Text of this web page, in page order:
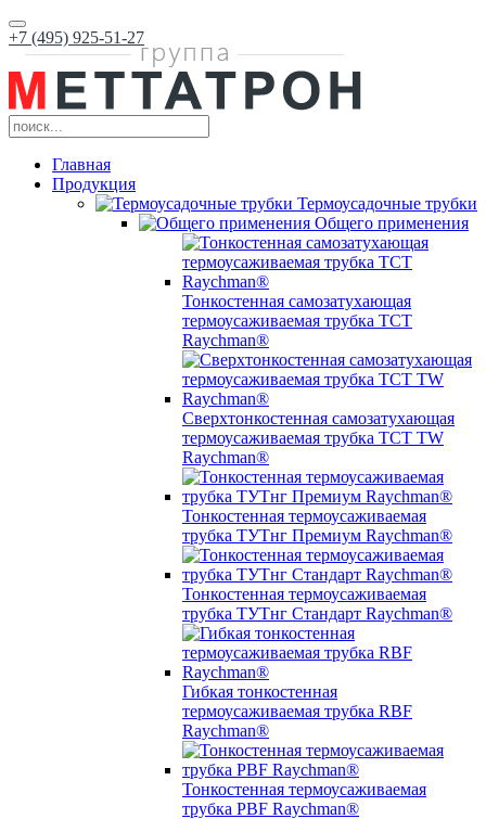
+7 (495) 925-51-27
Главная
Продукция
Термоусадочные трубки
Общего применения
Тонкостенная самозатухающая
термоусаживаемая трубка ТCT
Raychman®
Сверхтонкостенная самозатухающая
термоусаживаемая трубка ТCT TW
Raychman®
Тонкостенная термоусаживаемая
трубка ТУТнг Премиум Raychman®
Тонкостенная термоусаживаемая
трубка ТУТнг Стандарт Raychman®
Гибкая тонкостенная
термоусаживаемая трубка RBF
Raychman®
Тонкостенная термоусаживаемая
трубка PBF Raychman®